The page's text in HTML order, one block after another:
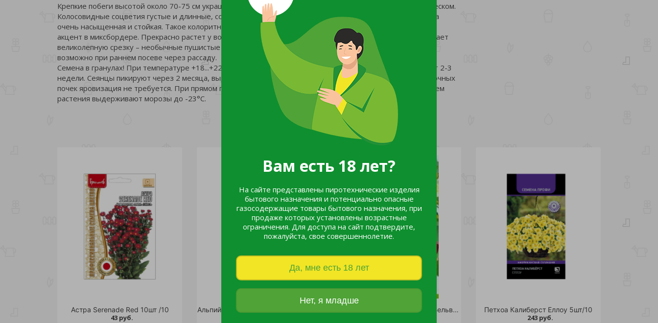
Вам есть 18 лет?
На сайте представлены пиротехнические изделия
бытового назначения и потенциально опасные
газосодержащие товары бытового назначения, при
продаже которых установлены возрастные
ограничения. Для доступа на сайт подтвердите,
пожалуйста, свое совершеннолетие.
Да, мне есть 18 лет
Нет, я младше
Крепкие побеги высотой около 70-75 см украшены узкими красно-коричневыми листьями с глянцевым блеском.
Колосовидные соцветия густые и длинные, состоят из множества алых цветков диаметром 2-3 см.Окраска
очень насыщенная и стойкая. Такое колоритное свечевидное растение поможет создать выразительный
акцент в миксбордере. Прекрасно растет у водоемов. Подходит для выращивания в контейнерах. Сорт дает
великолепную срезку – необычные пушистые соцветия преобразят каждый букет. Цветение с 1-го года
возможно при раннем посеве через рассаду.
Семена в гранулах! При температуре +18...+22 ? , рН грунта 6-7 и хорошем освещении семена прорастают 2-3
недели. Сеянцы пикируют через 2 месяца, выращивают при температуре +15...+18°С.. Для закладки цветочных
почек яровизация не требуется. При прямом посеве семян в о/г цветение наступит со 2-го года. С укрытием
растения выдерживают морозы до -23°С.
Астра Serenade Red 10шт /10
43 руб.
Абутилон гибридный Смесь Бельвю 0,1гр/10 Петхоа Калиберст Еллоу 5шт/10
243 руб.